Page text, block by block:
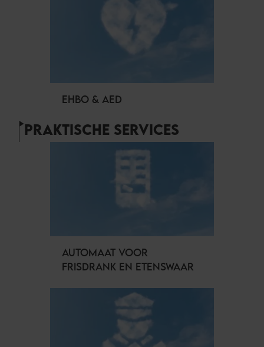
EHBO & AED
PRAKTISCHE SERVICES
AUTOMAAT VOOR
FRISDRANK EN ETENSWAAR